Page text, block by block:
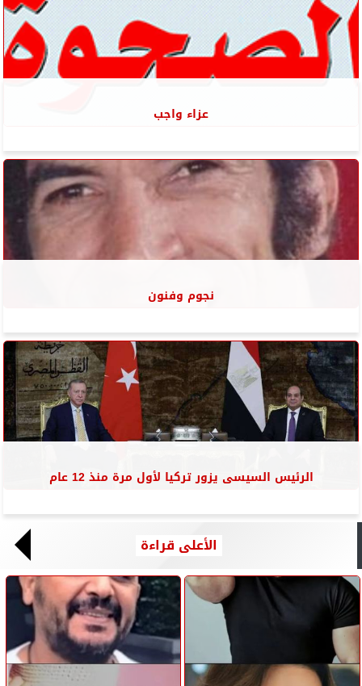
عزاء واجب
نجوم وفنون
الرئيس السيسى يزور تركيا لأول مرة منذ 12 عام
الأعلى قراءة